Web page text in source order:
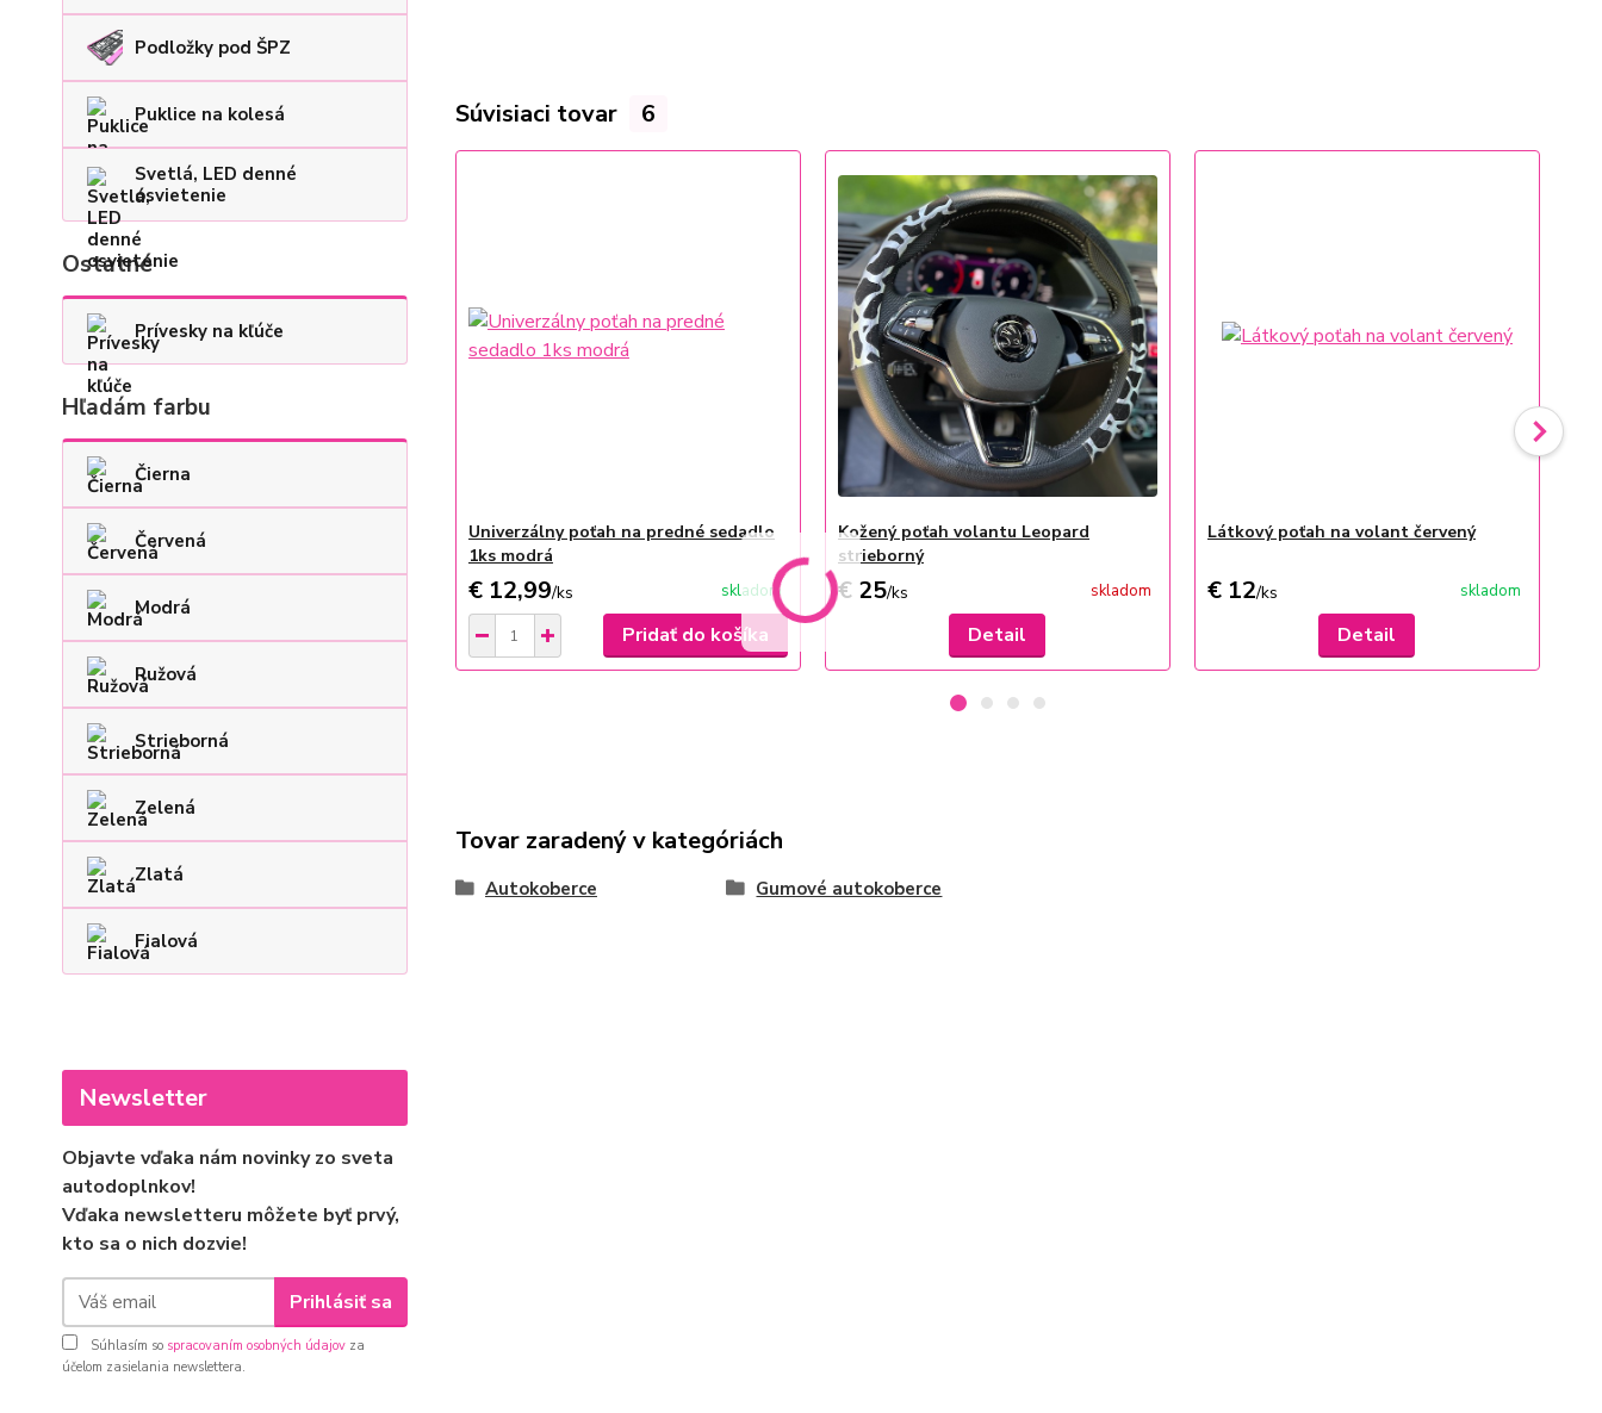
Podložky pod ŠPZ
Puklice na kolesá
Svetlá, LED denné
osvietenie
Ostatné
Prívesky na kľúče
Hľadám farbu
Čierna
Červená
Modrá
Ružová
Strieborná
Zelená
Zlatá
Fialová
Newsletter
Objavte vďaka nám novinky zo sveta
autodoplnkov!
Vďaka newsletteru môžete byť prvý,
kto sa o nich dozvie!
Prihlásiť sa
Súhlasím so spracovaním osobných údajov za
účelom zasielania newslettera.
Súvisiaci tovar 6
Univerzálny poťah na predné sedadlo
1ks modrá
€ 12,99/ks skladom
Pridať do košíka
Kožený poťah volantu Leopard
strieborný
€ 25/ks skladom
Detail
Látkový poťah na volant červený
€ 12/ks skladom
Detail
Tovar zaradený v kategóriách
Autokoberce Gumové autokoberce